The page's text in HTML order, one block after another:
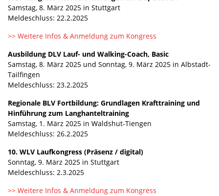
Samstag, 8. März 2025 in Stuttgart
Meldeschluss: 22.2.2025
>> Weitere Infos & Anmeldung zum Kongress
Ausbildung DLV Lauf- und Walking-Coach, Basic
Samstag, 8. März 2025 und Sonntag, 9. März 2025 in Albstadt-
Tailfingen
Meldeschluss: 23.2.2025
Regionale BLV Fortbildung: Grundlagen Krafttraining und
Hinführung zum Langhanteltraining
Samstag, 1. März 2025 in Waldshut-Tiengen
Meldeschluss: 26.2.2025
10. WLV Laufkongress (Präsenz / digital)
Sonntag, 9. März 2025 in Stuttgart
Meldeschluss: 2.3.2025
>> Weitere Infos & Anmeldung zum Kongress